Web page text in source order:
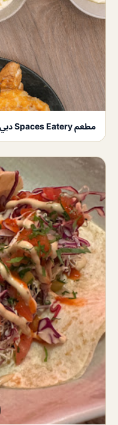
مطعم Spaces Eatery دبي (الاسعار + المنيو + الموقع)